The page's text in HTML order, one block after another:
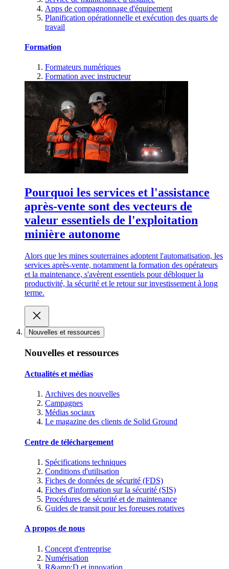
Apps de compagnonnage d'équipement
Planification opérationnelle et exécution des quarts de
travail
Formation
Formateurs numériques
Formation avec instructeur
Pourquoi les services et l'assistance
après-vente sont des vecteurs de
valeur essentiels de l'exploitation
minière autonome
Alors que les mines souterraines adoptent l'automatisation, les
services après-vente, notamment la formation des opérateurs
et la maintenance, s'avèrent essentiels pour débloquer la
productivité, la sécurité et le retour sur investissement à long
terme.
Nouvelles et ressources
Nouvelles et ressources
Actualités et médias
Archives des nouvelles
Campagnes
Médias sociaux
Le magazine des clients de Solid Ground
Centre de téléchargement
Spécifications techniques
Conditions d'utilisation
Fiches de données de sécurité (FDS)
Fiches d'information sur la sécurité (SIS)
Procédures de sécurité et de maintenance
Guides de transit pour les foreuses rotatives
A propos de nous
Concept d'entreprise
Numérisation
R&amp;D et innovation